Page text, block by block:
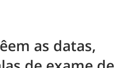
as datas,